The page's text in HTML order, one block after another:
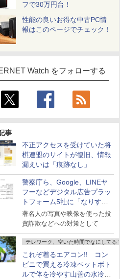
フで30万円台！
性能の良いお得な中古PC情
報はこのページでチェック！
Watch をフォローする
事
不正アクセスを受けていた将
棋連盟のサイトが復旧、情報
漏えいは「痕跡なし」
警察庁ら、Google、LINEヤ
フーなどデジタル広告プラッ
トフォーム5社に「なりすま
し詐欺広告」対策強化を要請
著名人の写真や映像を使った投
資詐欺などへの対策として
テレワーク、空いた時間でなにしてる？
これぞ着るエアコン!! コン
ビニで買える冷凍ペットボト
ルで体を冷やす山善の水冷ベ